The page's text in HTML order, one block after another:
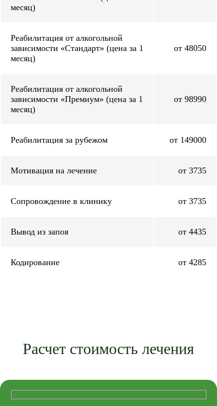
месяц)
Реабилитация от алкогольной
зависимости «Стандарт» (цена за 1
месяц)
от 48050
Реабилитация от алкогольной
зависимости «Премиум» (цена за 1
месяц)
от 98990
Реабилитация за рубежом от 149000
Мотивация на лечение от 3735
Сопровождение в клинику от 3735
Вывод из запоя от 4435
Кодирование от 4285
Расчет стоимость лечения